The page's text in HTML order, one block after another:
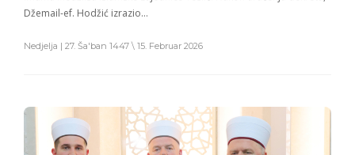
Džemail-ef. Hodžić izrazio…
Nedjelja | 27. Ša'ban 1447 \ 15. Februar 2026